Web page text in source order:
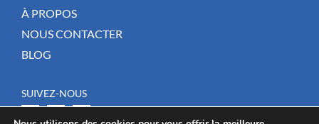
À PROPOS
NOUS CONTACTER
BLOG
SUIVEZ-NOUS